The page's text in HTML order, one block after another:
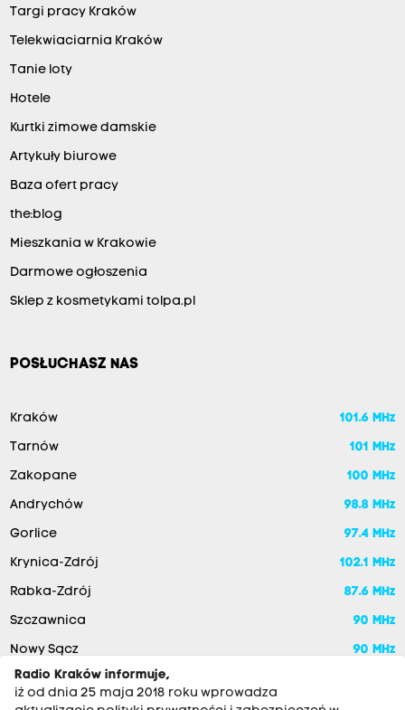
Targi pracy Kraków
Telekwiaciarnia Kraków
Tanie loty
Hotele
Kurtki zimowe damskie
Artykuły biurowe
Baza ofert pracy
the:blog
Mieszkania w Krakowie
Darmowe ogłoszenia
Sklep z kosmetykami tolpa.pl
POSŁUCHASZ NAS
Kraków 101.6 MHz
Tarnów 101 MHz
Zakopane 100 MHz
Andrychów 98.8 MHz
Gorlice 97.4 MHz
Krynica-Zdrój 102.1 MHz
Rabka-Zdrój 87.6 MHz
Szczawnica 90 MHz
Nowy Sącz
90 MHz
Radio Kraków informuje,
iż od dnia 25 maja 2018 roku wprowadza